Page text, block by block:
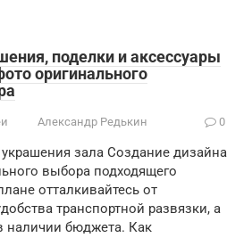
поделки и аксессуары
оригинального
Александр Редькин 0
зала Создание дизайна
выбора подходящего
отталкивайтесь от
транспортной развязки, а
наличии бюджета. Как